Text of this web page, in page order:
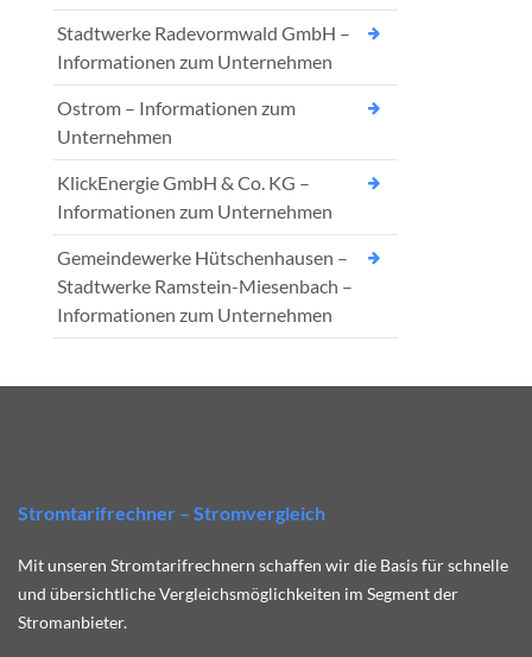
Stadtwerke Radevormwald GmbH –
Informationen zum Unternehmen
Ostrom – Informationen zum
Unternehmen
KlickEnergie GmbH & Co. KG –
Informationen zum Unternehmen
Gemeindewerke Hütschenhausen –
Stadtwerke Ramstein-Miesenbach –
Informationen zum Unternehmen
Stromtarifrechner – Stromvergleich
Mit unseren Stromtarifrechnern schaffen wir die Basis für schnelle
und übersichtliche Vergleichsmöglichkeiten im Segment der
Stromanbieter.